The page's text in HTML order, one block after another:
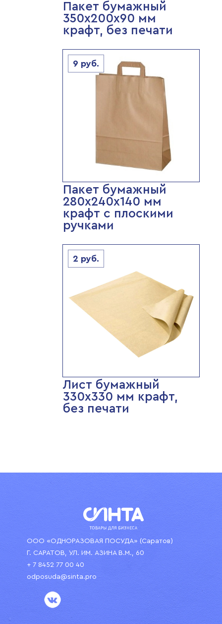
Пакет бумажный
350х200х90 мм
крафт, без печати
9 руб.
Пакет бумажный
280х240х140 мм
крафт с плоскими
ручками
2 руб.
Лист бумажный
330х330 мм крафт,
без печати
ООО «ОДНОРАЗОВАЯ ПОСУДА» (Саратов)
Г. САРАТОВ, УЛ. ИМ. АЗИНА В.М., 60
+ 7 8452 77 00 40
odposuda@sinta.pro